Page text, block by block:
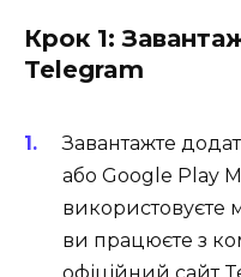
Крок 1:
Telegram
Завантажте
або Google Play
використовуєте
ви працюєте з